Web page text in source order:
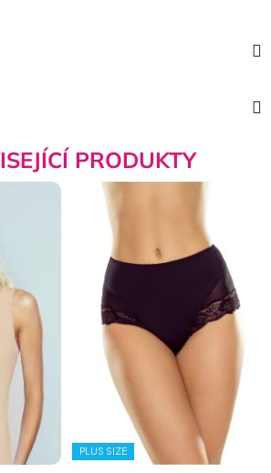
PRODUKTY
PLUS SIZE